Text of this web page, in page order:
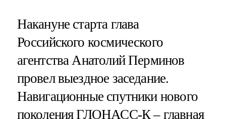
Накануне старта глава
Российского космического
агентства Анатолий Перминов
провел выездное заседание.
Навигационные спутники нового
поколения ГЛОНАСС-К – главная